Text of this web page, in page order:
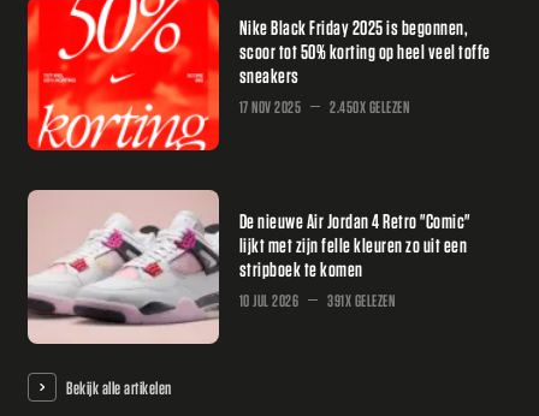
Nike Black Friday 2025 is begonnen,
scoor tot 50% korting op heel veel toffe
sneakers
17 NOV 2025 2.450X GELEZEN
De nieuwe Air Jordan 4 Retro "Comic"
lijkt met zijn felle kleuren zo uit een
stripboek te komen
10 JUL 2026 391X GELEZEN
Bekijk alle artikelen